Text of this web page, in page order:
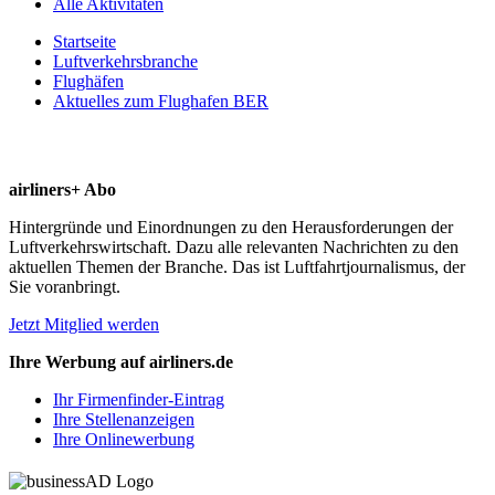
Startseite
Luftverkehrsbranche
Flughäfen
Aktuelles zum Flughafen BER
airliners+ Abo
Hintergründe und Einordnungen zu den Herausforderungen der
Luftverkehrswirtschaft. Dazu alle relevanten Nachrichten zu den
aktuellen Themen der Branche. Das ist Luftfahrtjournalismus, der
Sie voranbringt.
Jetzt Mitglied werden
Ihre Werbung auf airliners.de
Ihr Firmenfinder-Eintrag
Ihre Stellenanzeigen
Ihre Onlinewerbung